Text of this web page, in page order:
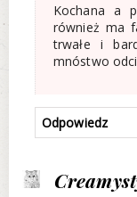
Kochana a
również ma
trwałe i
mnóstwo
Odpowiedz